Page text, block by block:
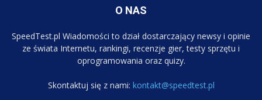
O NAS
SpeedTest.pl Wiadomości to dział dostarczający newsy i opinie
ze świata Internetu, rankingi, recenzje gier, testy sprzętu i
oprogramowania oraz quizy.
Skontaktuj się z nami: kontakt@speedtest.pl